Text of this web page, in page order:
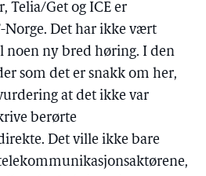
Telia/Get og ICE er
Det har ikke vært
noen ny bred høring. I den
som det er snakk om her,
at det ikke var
berørte
Det ville ikke bare